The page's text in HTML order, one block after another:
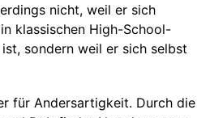
nicht, weil er sich
klassischen High-School-
sondern weil er sich selbst
für Andersartigkeit. Durch die